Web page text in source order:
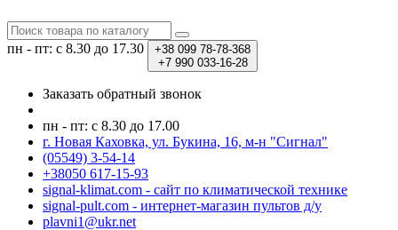
пн - пт: с 8.30 до 17.30 +38 099 78-78-368
+7990 033-16-28
Заказать обратный звонок
пн - пт: с 8.30 до 17.00
г. Новая Каховка, ул. Букина, 16, м-н "Сигнал"
(05549) 3-54-14
+38050 617-15-93
signal-klimat.com - сайт по климатической технике
signal-pult.com - интернет-магазин пультов д/у
plavni1@ukr.net